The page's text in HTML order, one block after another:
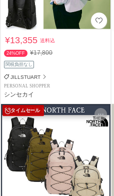
¥13,355送料込
24%OFF ¥17,800
関税負担なし
JILLSTUART
PERSONAL SHOPPER
シンセカイ
タイムセール